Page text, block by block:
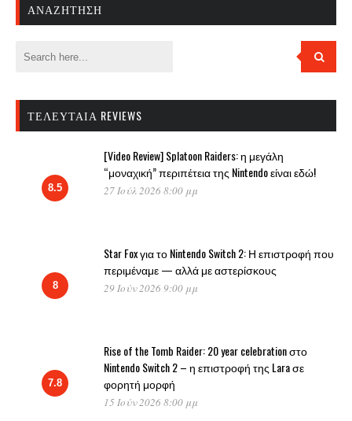
ΑΝΑΖΉΤΗΣΗ
ΤΕΛΕΥΤΑΊΑ REVIEWS
8.5
[Video Review] Splatoon Raiders: η μεγάλη
“μοναχική” περιπέτεια της Nintendo είναι εδώ!
27 Ιούλ 2026 8:00 μμ
8
Star Fox για το Nintendo Switch 2: Η επιστροφή που
περιμέναμε — αλλά με αστερίσκους
29 Ιούν 2026 9:00 μμ
7.8
Rise of the Tomb Raider: 20 year celebration στο
Nintendo Switch 2 – η επιστροφή της Lara σε
φορητή μορφή
15 Ιούν 2026 8:00 μμ